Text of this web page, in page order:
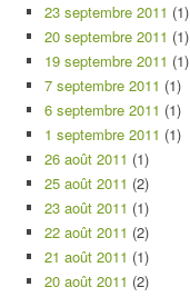
23 septembre 2011 (1)
20 septembre 2011 (1)
19 septembre 2011 (1)
7 septembre 2011 (1)
6 septembre 2011 (1)
1 septembre 2011 (1)
26 août 2011 (1)
25 août 2011 (2)
23 août 2011 (1)
22 août 2011 (2)
21 août 2011 (1)
20 août 2011 (2)